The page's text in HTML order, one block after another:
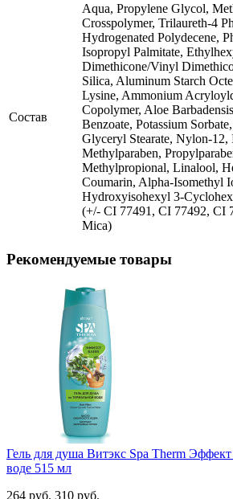
Состав
Aqua, Propylene Glycol,
Crosspolymer, Trilaureth-4
Hydrogenated Polydecene,
Isopropyl Palmitate,
Dimethicone/Vinyl
Silica, Aluminum Starch
Lysine, Ammonium
Copolymer, Aloe
Benzoate, Potassium
Glyceryl Stearate, Nylon-
Methylparaben,
Methylpropional, Linalool,
Coumarin, Alpha-Isomethyl
Hydroxyisohexyl 3-
(+/- CI 77491, CI 77492, CI
Mica)
Рекомендуемые товары
Гель для душа Витэкс Spa Therm
воде 515 мл
264 руб. 310 руб.